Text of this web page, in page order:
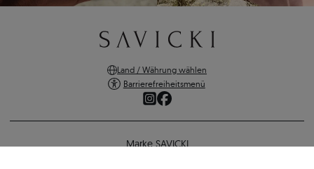
Land / Währung wählen
Barrierefreiheitsmenü
Marke SAVICKI